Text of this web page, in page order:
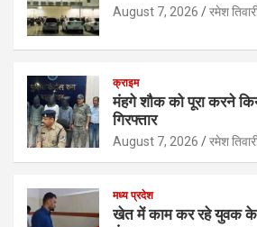
August 7, 2026 रमेश
क्राइम
मंहगे शौक को पूरा करने
गिरफ्तार
August 7, 2026 रमेश
मध्य प्रदेश
खेत में काम कर रहे युवक के